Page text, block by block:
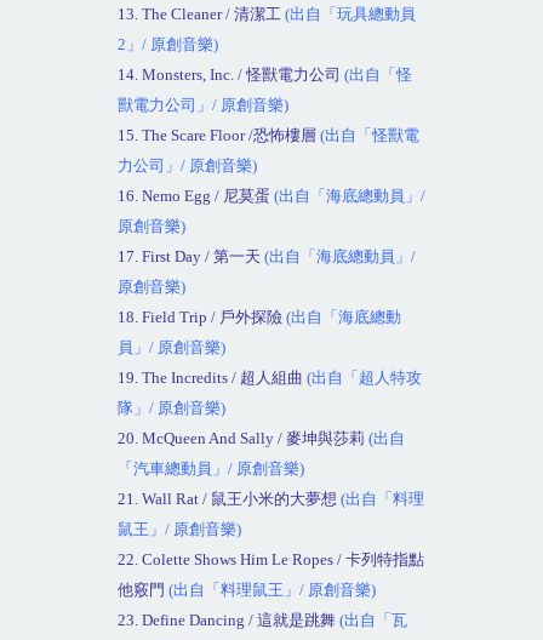
13. The Cleaner / 清潔工 (出自「玩具總動員
2 」 / 原創音樂)
14. Monsters, Inc. /怪獸電力公司 (出自「怪
獸電力公司」 / 原創音樂)
15. The Scare Floor /恐怖樓層 (出自「怪獸電
力公司」 / 原創音樂)
16. Nemo Egg / 尼莫蛋 (出自「海底總動員」 /
原創音樂)
17. First Day / 第一天 (出自「海底總動員」 /
原創音樂)
18. Field Trip / 戶外探險 (出自「海底總動
員」 / 原創音樂)
19. The Incredits / 超人組曲 (出自「超人特攻
隊」 / 原創音樂)
20. McQueen And Sally / 麥坤與莎莉 (出自
「汽車總動員」 / 原創音樂)
21. Wall Rat / 鼠王小米的大夢想 (出自「料理
鼠王」 / 原創音樂)
22. Colette Shows Him Le Ropes / 卡列特指點
他竅門 (出自「料理鼠王」 / 原創音樂)
23. Define Dancing / 這就是跳舞 (出自「瓦